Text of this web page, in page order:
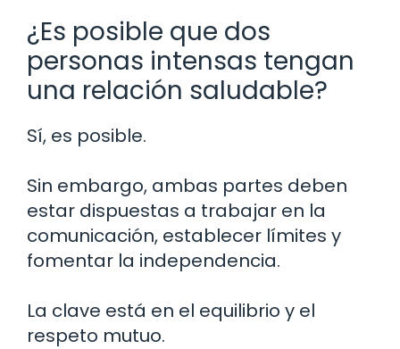
¿Es posible que dos
personas intensas tengan
una relación saludable?
Sí, es posible.
Sin embargo, ambas partes deben
estar dispuestas a trabajar en la
comunicación, establecer límites y
fomentar la independencia.
La clave está en el equilibrio y el
respeto mutuo.